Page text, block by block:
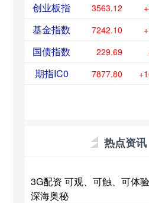
创业板指 3563.12
基金指数 7242.10
国债指数 229.69
期指IC0 7877.80
热点资讯
3G配资 可观、可触、可体
深海奥秘